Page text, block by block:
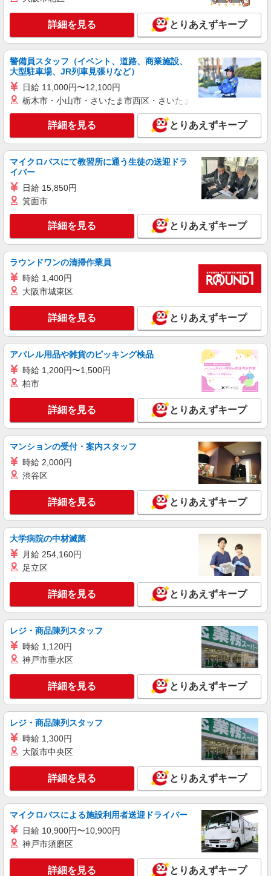
詳細を見る とりあえずキープ
警備員スタッフ（イベント、道路、商業施設、
大型駐車場、JR列車見張りなど）
日給 11,000円〜12,100円
栃木市・小山市・さいたま市西区・さいたま市岩槻区・久喜市・
詳細を見る とりあえずキープ
マイクロバスにて教習所に通う生徒の送迎ドラ
イバー
日給 15,850円
箕面市
詳細を見る とりあえずキープ
ラウンドワンの清掃作業員
時給 1,400円
大阪市城東区
詳細を見る とりあえずキープ
アパレル用品や雑貨のピッキング検品
時給 1,200円〜1,500円
柏市
詳細を見る とりあえずキープ
マンションの受付・案内スタッフ
時給 2,000円
渋谷区
詳細を見る とりあえずキープ
大学病院の中材滅菌
月給 254,160円
足立区
詳細を見る とりあえずキープ
レジ・商品陳列スタッフ
時給 1,120円
神戸市垂水区
詳細を見る とりあえずキープ
レジ・商品陳列スタッフ
時給 1,300円
大阪市中央区
詳細を見る とりあえずキープ
マイクロバスによる施設利用者送迎ドライバー
日給 10,900円〜10,900円
神戸市須磨区
詳細を見る とりあえずキープ